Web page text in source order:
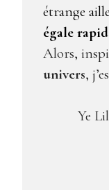
étrange
égale
Alors,
univers,
Ye